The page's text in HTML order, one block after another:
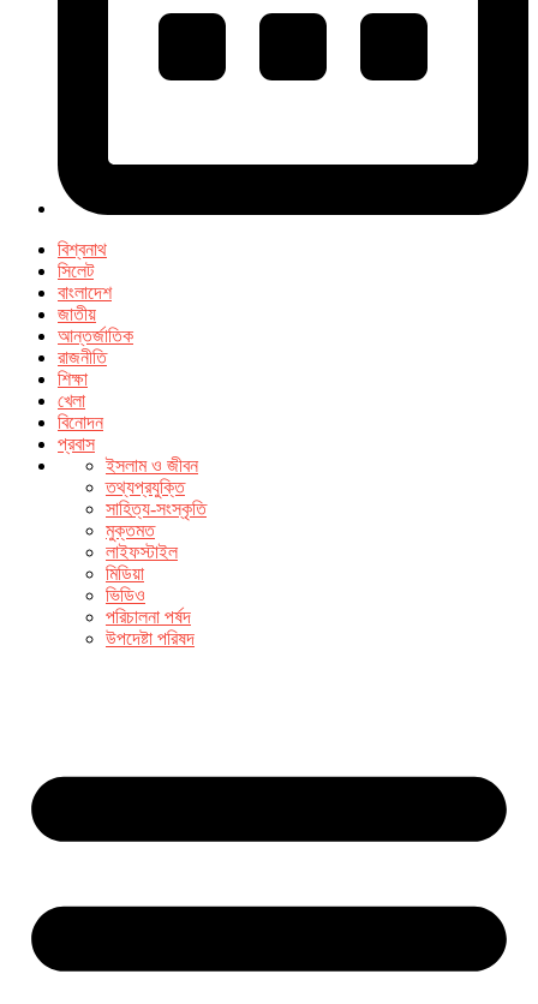
বিশ্বনাথ
সিলেট
বাংলাদেশ
জাতীয়
আন্তর্জাতিক
রাজনীতি
শিক্ষা
খেলা
বিনোদন
প্রবাস
ইসলাম ও জীবন
তথ্যপ্রযুক্তি
সাহিত্য-সংস্কৃতি
মুক্তমত
লাইফস্টাইল
মিডিয়া
ভিডিও
পরিচালনা পর্ষদ
উপদেষ্টা পরিষদ